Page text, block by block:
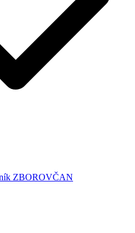
ZBOROVČAN